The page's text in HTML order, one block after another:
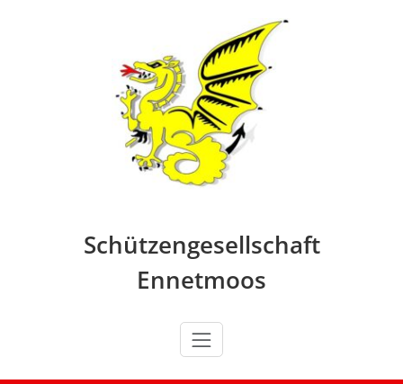
Schützengesellschaft
Ennetmoos